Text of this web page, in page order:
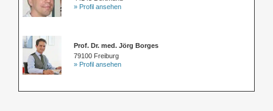
» Profil ansehen
Prof. Dr. med. Jörg Borges
79100 Freiburg
» Profil ansehen